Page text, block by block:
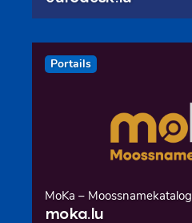
Portails
MoKa – Moossnamekatalog
moka.lu